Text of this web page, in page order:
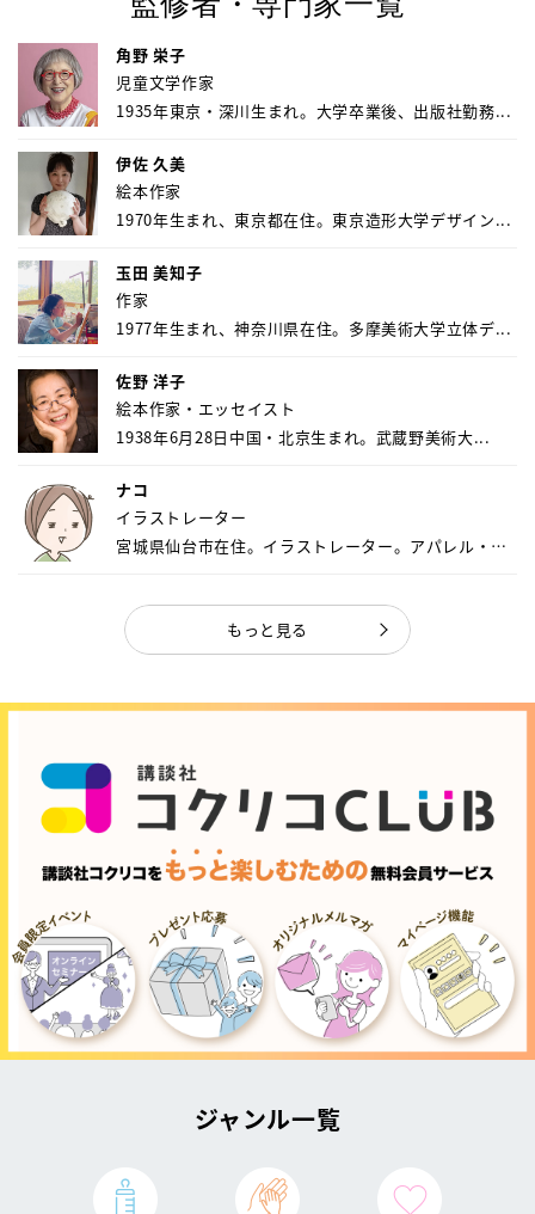
角野 栄子
児童文学作家
1935年東京・深川生まれ。大学卒業後、出版社勤務...
伊佐 久美
絵本作家
1970年生まれ、東京都在住。東京造形大学デザイン...
玉田 美知子
作家
1977年生まれ、神奈川県在住。多摩美術大学立体デ...
佐野 洋子
絵本作家・エッセイスト
1938年6月28日中国・北京生まれ。武蔵野美術大...
ナコ
イラストレーター
宮城県仙台市在住。イラストレーター。アパレル・キ
もっと見る
ジャンル一覧